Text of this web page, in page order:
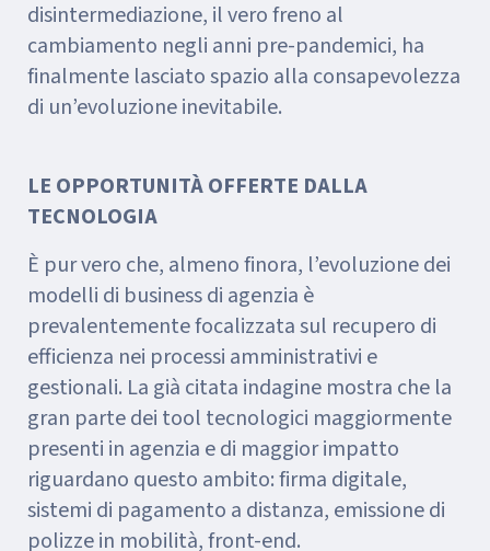
disintermediazione, il vero freno al
cambiamento negli anni pre-pandemici, ha
finalmente lasciato spazio alla consapevolezza
di un’evoluzione inevitabile.
LE OPPORTUNITÀ OFFERTE DALLA
TECNOLOGIA
È pur vero che, almeno finora, l’evoluzione dei
modelli di business di agenzia è
prevalentemente focalizzata sul recupero di
efficienza nei processi amministrativi e
gestionali. La già citata indagine mostra che la
gran parte dei tool tecnologici maggiormente
presenti in agenzia e di maggior impatto
riguardano questo ambito: firma digitale,
sistemi di pagamento a distanza, emissione di
polizze in mobilità, front-end.